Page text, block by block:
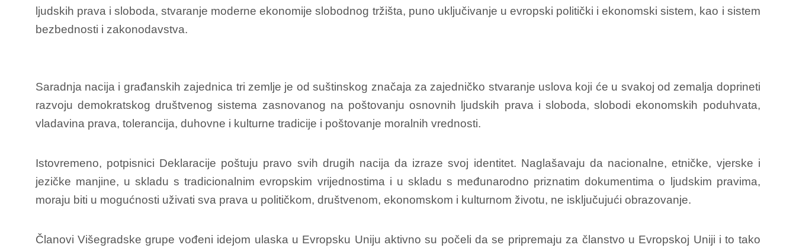
ljudskih prava i sloboda, stvaranje moderne ekonomije slobodnog tržišta, puno uključivanje u evropski politički i ekonomski sistem, kao i sistem
bezbednosti i zakonodavstva.
Saradnja nacija i građanskih zajednica tri zemlje je od suštinskog značaja za zajedničko stvaranje uslova koji će u svakoj od zemalja doprineti
razvoju demokratskog društvenog sistema zasnovanog na poštovanju osnovnih ljudskih prava i sloboda, slobodi ekonomskih poduhvata,
vladavina prava, tolerancija, duhovne i kulturne tradicije i poštovanje moralnih vrednosti.
Istovremeno, potpisnici Deklaracije poštuju pravo svih drugih nacija da izraze svoj identitet. Naglašavaju da nacionalne, etničke, vjerske i
jezičke manjine, u skladu s tradicionalnim evropskim vrijednostima i u skladu s međunarodno priznatim dokumentima o ljudskim pravima,
moraju biti u mogućnosti uživati sva prava u političkom, društvenom, ekonomskom i kulturnom životu, ne isključujući obrazovanje.
Članovi Višegradske grupe vođeni idejom ulaska u Evropsku Uniju aktivno su počeli da se pripremaju za članstvo u Evropskoj Uniji i to tako